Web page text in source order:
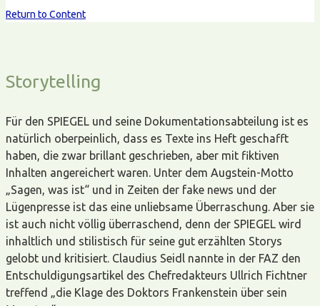
Return to Content
Storytelling
Für den SPIEGEL und seine Dokumentationsabteilung ist es
natürlich oberpeinlich, dass es Texte ins Heft geschafft
haben, die zwar brillant geschrieben, aber mit fiktiven
Inhalten angereichert waren. Unter dem Augstein-Motto
„Sagen, was ist“ und in Zeiten der fake news und der
Lügenpresse ist das eine unliebsame Überraschung. Aber sie
ist auch nicht völlig überraschend, denn der SPIEGEL wird
inhaltlich und stilistisch für seine gut erzählten Storys
gelobt und kritisiert. Claudius Seidl nannte in der FAZ den
Entschuldigungsartikel des Chefredakteurs Ullrich Fichtner
treffend „die Klage des Doktors Frankenstein über sein